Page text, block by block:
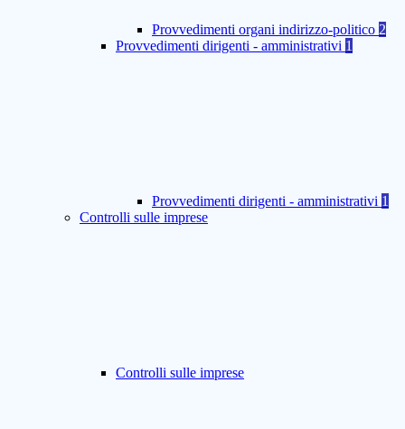
Provvedimenti organi indirizzo-politico 2
Provvedimenti dirigenti - amministrativi 1
Provvedimenti dirigenti - amministrativi 1
Controlli sulle imprese
Controlli sulle imprese